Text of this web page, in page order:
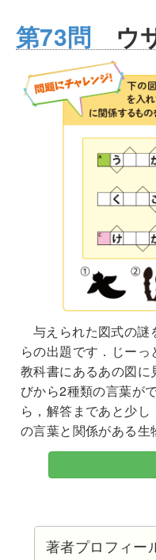
第73問 ウ
与えられた図式の謎
らの出題です．じー
教科書にあるあの図に
びから2種類の言葉が
ら，解答まであと少
の言葉と関係がある生
著者プロフィー